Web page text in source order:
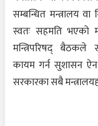
सम्बन्धित मन्त्रालय
स्वतः सहमति
मन्त्रिपरिषद् बैठकले
कायम गर्न सुशासन
सरकारका सबै